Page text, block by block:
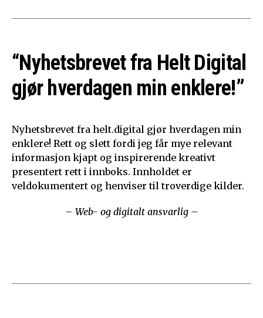
“Nyhetsbrevet fra Helt Digital
gjør hverdagen min enklere!”
Nyhetsbrevet fra helt.digital gjør hverdagen min
enklere! Rett og slett fordi jeg får mye relevant
informasjon kjapt og inspirerende kreativt
presentert rett i innboks. Innholdet er
veldokumentert og henviser til troverdige kilder.
– Web- og digitalt ansvarlig –